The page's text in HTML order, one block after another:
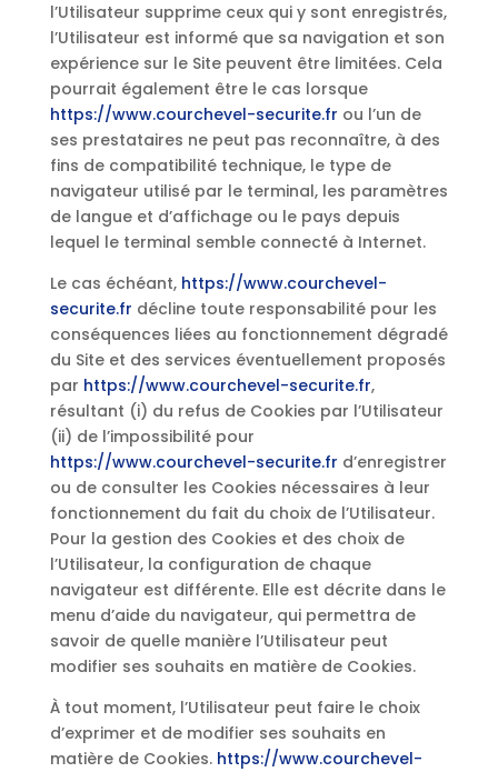
l’Utilisateur supprime ceux qui y sont enregistrés,
l’Utilisateur est informé que sa navigation et son
expérience sur le Site peuvent être limitées. Cela
pourrait également être le cas lorsque
https://www.courchevel-securite.fr ou l’un de
ses prestataires ne peut pas reconnaître, à des
fins de compatibilité technique, le type de
navigateur utilisé par le terminal, les paramètres
de langue et d’affichage ou le pays depuis
lequel le terminal semble connecté à Internet.
Le cas échéant, https://www.courchevel-
securite.fr décline toute responsabilité pour les
conséquences liées au fonctionnement dégradé
du Site et des services éventuellement proposés
par https://www.courchevel-securite.fr,
résultant (i) du refus de Cookies par l’Utilisateur
(ii) de l’impossibilité pour
https://www.courchevel-securite.fr d’enregistrer
ou de consulter les Cookies nécessaires à leur
fonctionnement du fait du choix de l’Utilisateur.
Pour la gestion des Cookies et des choix de
l’Utilisateur, la configuration de chaque
navigateur est différente. Elle est décrite dans le
menu d’aide du navigateur, qui permettra de
savoir de quelle manière l’Utilisateur peut
modifier ses souhaits en matière de Cookies.
À tout moment, l’Utilisateur peut faire le choix
d’exprimer et de modifier ses souhaits en
matière de Cookies. https://www.courchevel-